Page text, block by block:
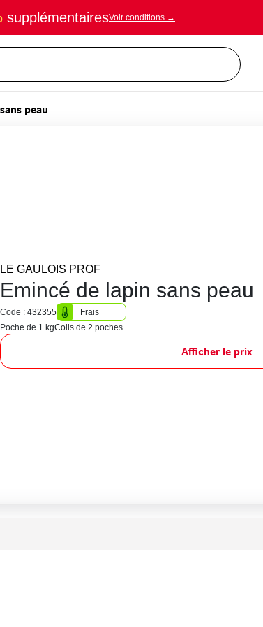
supplémentairesVoir conditions →
peau
LE GAULOIS PROF
Emincé de lapin sans peau
Code : 432355
Frais
Poche de 1 kgColis de 2 poches
Afficher le prix